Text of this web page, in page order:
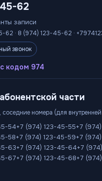
62
записи
62 · 8 (974) 123-45-62 ·
звонок
кодом 974
части
номера (для
54+7 (974) 123-45-55+7
58+7 (974) 123-45-59+7
63+7 (974) 123-45-64+7
67+7 (974) 123-45-68+7